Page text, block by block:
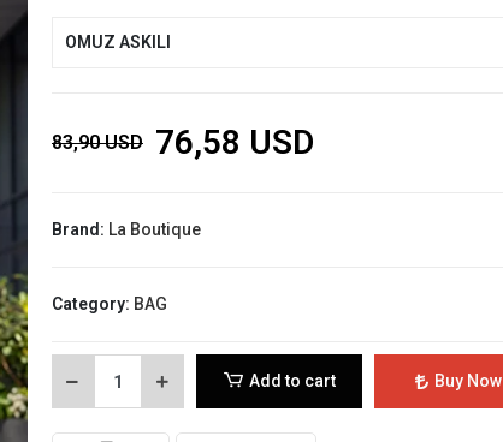
OMUZ ASKILI
83,90 USD 76,58 USD
Brand: La Boutique
Category: BAG
Add to cart Buy Now